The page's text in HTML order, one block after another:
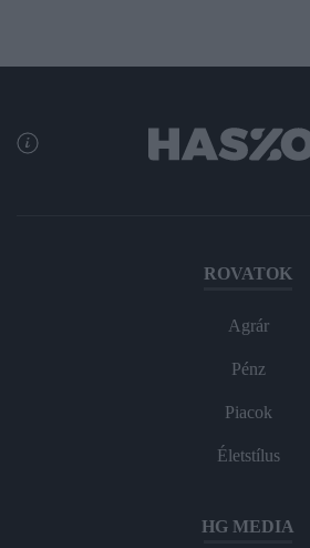
ROVATOK
Agrár
Pénz
Piacok
Életstílus
HG MEDIA